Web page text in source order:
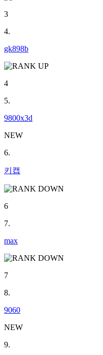
3
4.
gk898b
4
5.
9800x3d
NEW
6.
키캡
6
7.
max
7
8.
9060
NEW
9.